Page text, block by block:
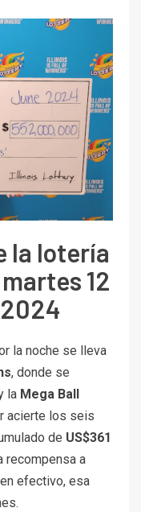
la lotería
12
la noche se lleva
, donde se
la Mega Ball
acierte los seis
de US$361
recompensa a
efectivo, esa